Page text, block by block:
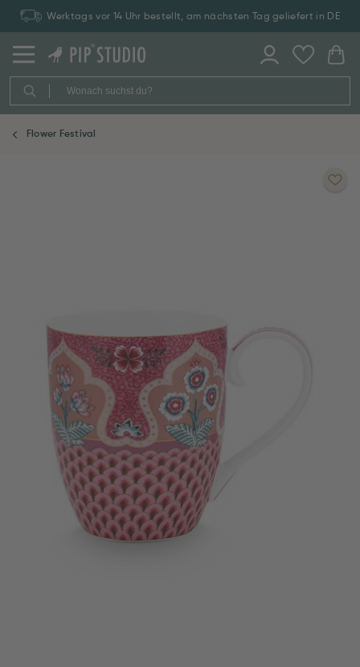
Werktags vor 14 Uhr bestellt, am nächsten Tag geliefert in DE
Flower Festival